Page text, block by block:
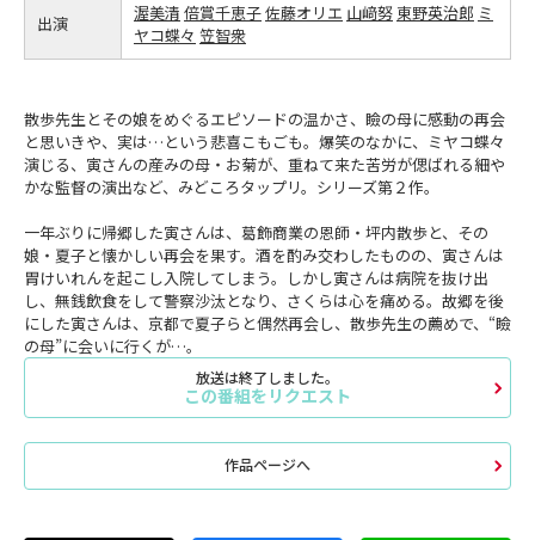
出演 渥美清 倍賞千恵子佐藤オリエ 山﨑努 東野英治郎 ミ
ヤコ蝶々 笠智衆
散歩先生とその娘をめぐるエピソードの温かさ、瞼の母に感動の再会
と思いきや、実は…という悲喜こもごも。爆笑のなかに、ミヤコ蝶々
演じる、寅さんの産みの母・お菊が、重ねて来た苦労が偲ばれる細や
かな監督の演出など、みどころタップリ。シリーズ第２作。
一年ぶりに帰郷した寅さんは、葛飾商業の恩師・坪内散歩と、その
娘・夏子と懐かしい再会を果す。酒を酌み交わしたものの、寅さんは
胃けいれんを起こし入院してしまう。しかし寅さんは病院を抜け出
し、無銭飲食をして警察沙汰となり、さくらは心を痛める。故郷を後
にした寅さんは、京都で夏子らと偶然再会し、散歩先生の薦めで、“瞼
の母”に会いに行くが…。
放送は終了しました。
この番組をリクエスト
作品ページへ